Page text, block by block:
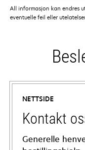
All informasjon kan endres
eventuelle feil eller
NETTSIDE
Kontakt
Generelle